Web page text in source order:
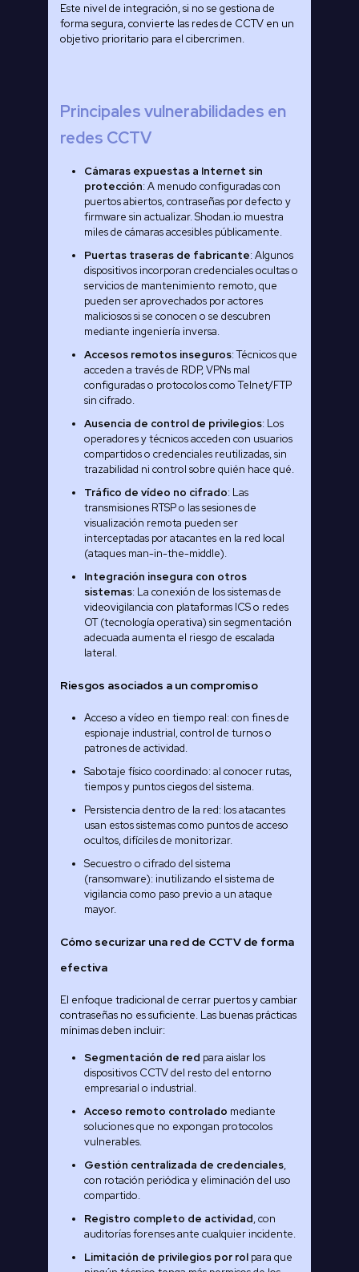
Este nivel de integración, si no se gestiona de
forma segura, convierte las redes de CCTV en un
objetivo prioritario para el cibercrimen.
Principales vulnerabilidades en
redes CCTV
Cámaras expuestas a Internet sin
protección: A menudo configuradas con
puertos abiertos, contraseñas por defecto y
firmware sin actualizar. Shodan.io muestra
miles de cámaras accesibles públicamente.
Puertas traseras de fabricante: Algunos
dispositivos incorporan credenciales ocultas o
servicios de mantenimiento remoto, que
pueden ser aprovechados por actores
maliciosos si se conocen o se descubren
mediante ingeniería inversa.
Accesos remotos inseguros: Técnicos que
acceden a través de RDP, VPNs mal
configuradas o protocolos como Telnet/FTP
sin cifrado.
Ausencia de control de privilegios: Los
operadores y técnicos acceden con usuarios
compartidos o credenciales reutilizadas, sin
trazabilidad ni control sobre quién hace qué.
Tráfico de vídeo no cifrado: Las
transmisiones RTSP o las sesiones de
visualización remota pueden ser
interceptadas por atacantes en la red local
(ataques man-in-the-middle).
Integración insegura con otros
sistemas: La conexión de los sistemas de
videovigilancia con plataformas ICS o redes
OT (tecnología operativa) sin segmentación
adecuada aumenta el riesgo de escalada
lateral.
Riesgos asociados a un compromiso
Acceso a vídeo en tiempo real: con fines de
espionaje industrial, control de turnos o
patrones de actividad.
Sabotaje físico coordinado: al conocer rutas,
tiempos y puntos ciegos del sistema.
Persistencia dentro de la red: los atacantes
usan estos sistemas como puntos de acceso
ocultos, difíciles de monitorizar.
Secuestro o cifrado del sistema
(ransomware): inutilizando el sistema de
vigilancia como paso previo a un ataque
mayor.
Cómo securizar una red de CCTV de forma
efectiva
El enfoque tradicional de cerrar puertos y cambiar
contraseñas no es suficiente. Las buenas prácticas
mínimas deben incluir:
Segmentación de red para aislar los
dispositivos CCTV del resto del entorno
empresarial o industrial.
Acceso remoto controlado mediante
soluciones que no expongan protocolos
vulnerables.
Gestión centralizada de credenciales,
con rotación periódica y eliminación del uso
compartido.
Registro completo de actividad, con
auditorías forenses ante cualquier incidente.
Limitación de privilegios por rol para que